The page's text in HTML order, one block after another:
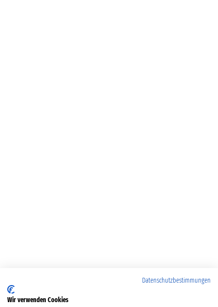
Datenschutzbestimmungen
Wir verwenden Cookies